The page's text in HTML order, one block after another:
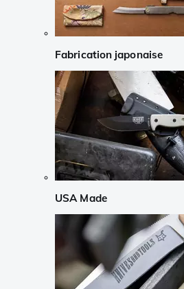
Fabrication japonaise
USA Made